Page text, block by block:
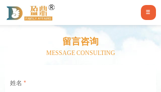
留言咨询
MESSAGE CONSULTING
姓名 *